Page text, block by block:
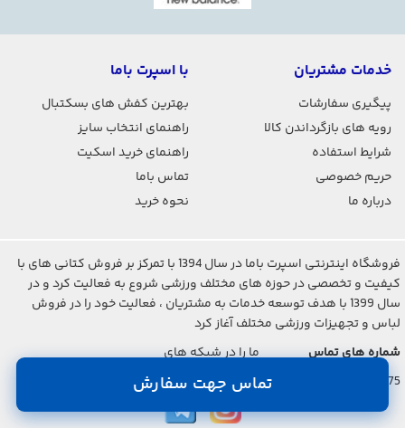
تماس جهت سفارش
خدمات مشتریان
پیگیری سفارشات
رویه های بازگرداندن کالا
شرایط استفاده
حریم خصوصی
درباره ما
با اسپرت باما
بهترین کفش های بسکتبال
راهنمای انتخاب سایز
راهنمای خرید اسکیت
تماس باما
نحوه خرید
فروشگاه اینترنتی اسپرت باما در سال 1394 با تمرکز بر فروش کتانی های با
کیفیت و تخصصی در حوزه های مختلف ورزشی شروع به فعالیت کرد و در
سال 1399 با هدف توسعه خدمات به مشتریان ، فعالیت خود را در فروش
لباس و تجهیزات ورزشی مختلف آغاز کرد
شماره های تماس
021-2842-7275
ما را در شبکه های
اجتماعی دنبال کنید